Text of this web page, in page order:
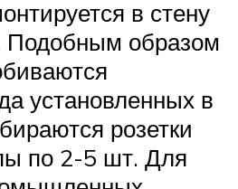
в стену
Подобным образом
установленных в
розетки
по 2-5 шт. Для